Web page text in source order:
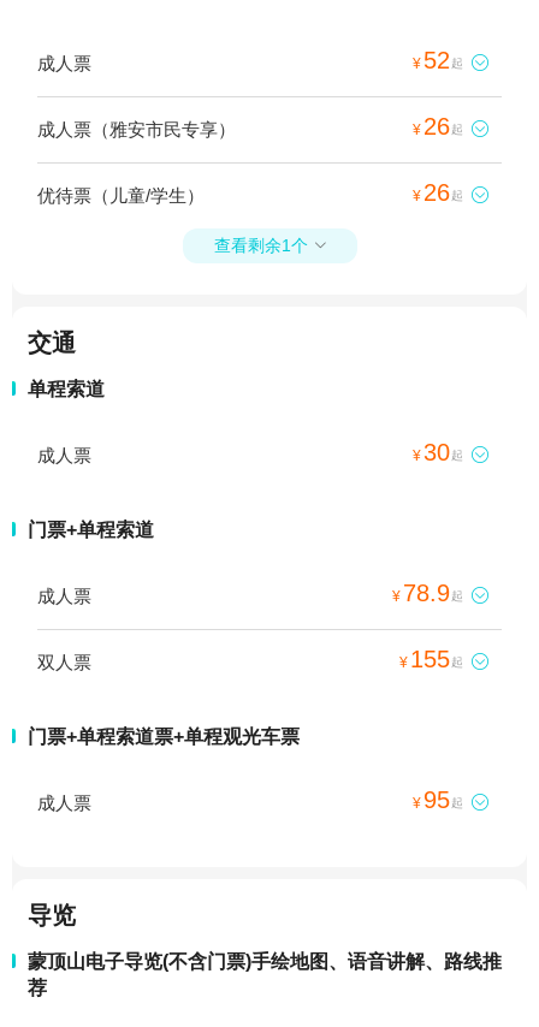
成人票 ¥ 52 起 
成人票（雅安市民专享） ¥ 26起 
优待票（儿童/学生） ¥ 26起 
查看剩余1个 
交通
单程索道
成人票 ¥30起 
门票+单程索道
成人票 ¥ 78.9起 
双人票 ¥ 155起 
门票+单程索道票+单程观光车票
成人票 ¥ 95起 
导览
蒙顶山电子导览(不含门票)手绘地图、语音讲解、路线推
荐